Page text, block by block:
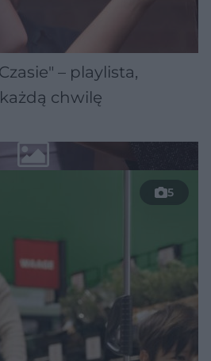
– playlista,
chwilę
5